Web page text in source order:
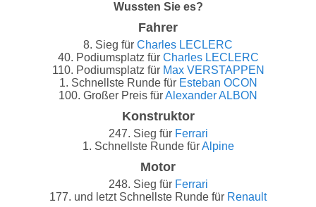
Wussten Sie es?
Fahrer
8. Sieg für Charles LECLERC
40. Podiumsplatz für Charles LECLERC
110. Podiumsplatz für Max VERSTAPPEN
1. Schnellste Runde für Esteban OCON
100. Großer Preis fürAlexander ALBON
Konstruktor
247. Sieg für Ferrari
1. Schnellste Runde fürAlpine
Motor
248. Sieg für Ferrari
177. und letzt Schnellste Runde für Renault